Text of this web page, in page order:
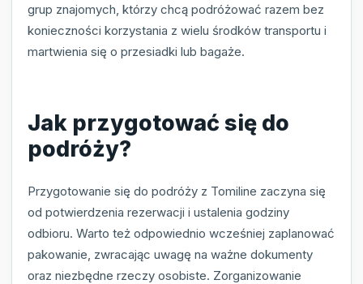
grup znajomych, którzy chcą podróżować razem bez
konieczności korzystania z wielu środków transportu i
martwienia się o przesiadki lub bagaże.
Jak przygotować się do
podróży?
Przygotowanie się do podróży z Tomiline zaczyna się
od potwierdzenia rezerwacji i ustalenia godziny
odbioru. Warto też odpowiednio wcześniej zaplanować
pakowanie, zwracając uwagę na ważne dokumenty
oraz niezbędne rzeczy osobiste. Zorganizowanie